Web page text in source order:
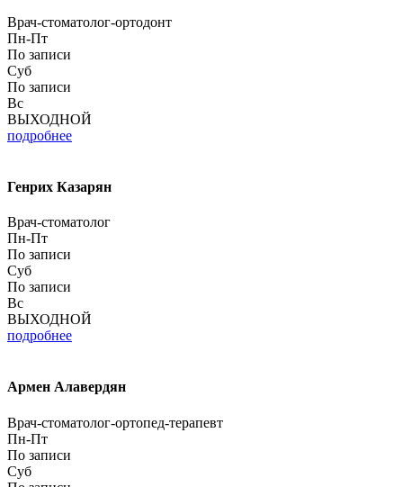
Врач-стоматолог-ортодонт
Пн-Пт
По записи
Суб
По записи
Вс
ВЫХОДНОЙ
подробнее
Генрих Казарян
Врач-стоматолог
Пн-Пт
По записи
Суб
По записи
Вс
ВЫХОДНОЙ
подробнее
Армен Алавердян
Врач-стоматолог-ортопед-терапевт
Пн-Пт
По записи
Суб